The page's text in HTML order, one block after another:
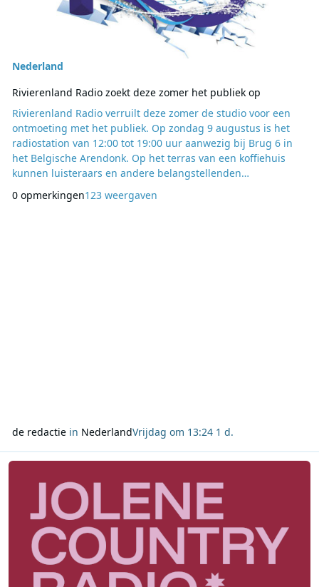
Nederland
Rivierenland Radio zoekt deze zomer het publiek op
Rivierenland Radio verruilt deze zomer de studio voor een
ontmoeting met het publiek. Op zondag 9 augustus is het
radiostation van 12:00 tot 19:00 uur aanwezig bij Brug 6 in
het Belgische Arendonk. Op het terras van een koffiehuis
kunnen luisteraars en andere belangstellenden
kennismaken met de medewerkers en presentatoren van het
station en meer te weten komen over de dagelijkse
0 opmerkingen123 weergaven
de redactiein NederlandVrijdag om 13:24 1 d.
Lees meer over Leon Ramakers start Jolene Country Radio met